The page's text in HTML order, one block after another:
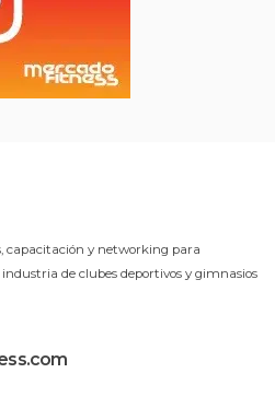
capacitación y networking para
de clubes deportivos y gimnasios